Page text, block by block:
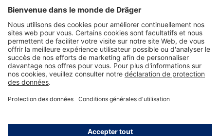
La technologie
Nous contacter
A propos de Dräger
Informations